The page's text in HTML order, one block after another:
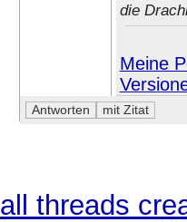
die
Meine
all threads